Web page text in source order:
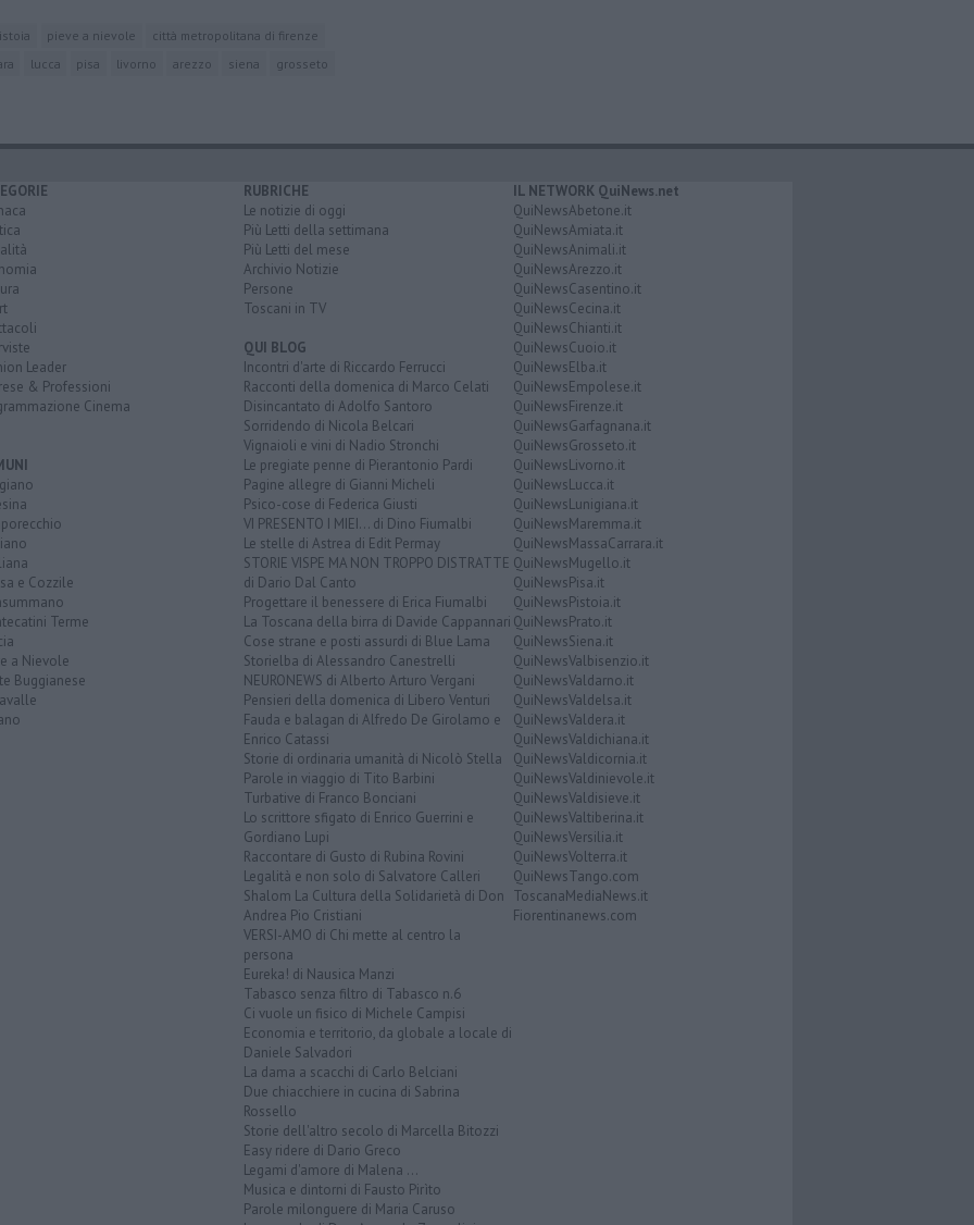
pieve a nievole
città metropolitana di firenze
lucca pisa livorno arezzo siena grosseto
Leader
& Professioni
Cinema
e Cozzile
Terme
a Nievole
Buggianese
RUBRICHE
Le notizie di oggi
Più Letti della settimana
Più Letti del mese
Archivio Notizie
Persone
Toscani in TV
QUI BLOG
Incontri d'arte di Riccardo Ferrucci
Racconti della domenica di Marco Celati
Disincantato di Adolfo Santoro
Sorridendo di Nicola Belcari
Vignaioli e vini di Nadio Stronchi
Le pregiate penne di Pierantonio Pardi
Pagine allegre di Gianni Micheli
Psico-cose di Federica Giusti
VI PRESENTO I MIEI... di Dino Fiumalbi
Le stelle di Astrea di Edit Permay
STORIE VISPE MA NON TROPPO DISTRATTE
di Dario Dal Canto
Progettare il benessere di Erica Fiumalbi
La Toscana della birra di Davide Cappannari
Cose strane e posti assurdi di Blue Lama
Storielba di Alessandro Canestrelli
NEURONEWS di Alberto Arturo Vergani
Pensieri della domenica di Libero Venturi
Fauda e balagan di Alfredo De Girolamo e
Enrico Catassi
Storie di ordinaria umanità di Nicolò Stella
Parole in viaggio di Tito Barbini
Turbative di Franco Bonciani
Lo scrittore sfigato di Enrico Guerrini e
Gordiano Lupi
Raccontare di Gusto di Rubina Rovini
Legalità e non solo di Salvatore Calleri
Shalom La Cultura della Solidarietà di Don
Andrea Pio Cristiani
VERSI-AMO di Chi mette al centro la
persona
Eureka! di Nausica Manzi
Tabasco senza filtro di Tabasco n.6
Ci vuole un fisico di Michele Campisi
Economia e territorio, da globale a locale di
Daniele Salvadori
La dama a scacchi di Carlo Belciani
Due chiacchiere in cucina di Sabrina
Rossello
Storie dell'altro secolo di Marcella Bitozzi
Easy ridere di Dario Greco
Legami d'amore di Malena ...
Musica e dintorni di Fausto Pirìto
Parole milonguere di Maria Caruso
IL NETWORK QuiNews.net
QuiNewsAbetone.it
QuiNewsAmiata.it
QuiNewsAnimali.it
QuiNewsArezzo.it
QuiNewsCasentino.it
QuiNewsCecina.it
QuiNewsChianti.it
QuiNewsCuoio.it
QuiNewsElba.it
QuiNewsEmpolese.it
QuiNewsFirenze.it
QuiNewsGarfagnana.it
QuiNewsGrosseto.it
QuiNewsLivorno.it
QuiNewsLucca.it
QuiNewsLunigiana.it
QuiNewsMaremma.it
QuiNewsMassaCarrara.it
QuiNewsMugello.it
QuiNewsPisa.it
QuiNewsPistoia.it
QuiNewsPrato.it
QuiNewsSiena.it
QuiNewsValbisenzio.it
QuiNewsValdarno.it
QuiNewsValdelsa.it
QuiNewsValdera.it
QuiNewsValdichiana.it
QuiNewsValdicornia.it
QuiNewsValdinievole.it
QuiNewsValdisieve.it
QuiNewsValtiberina.it
QuiNewsVersilia.it
QuiNewsVolterra.it
QuiNewsTango.com
ToscanaMediaNews.it
Fiorentinanews.com